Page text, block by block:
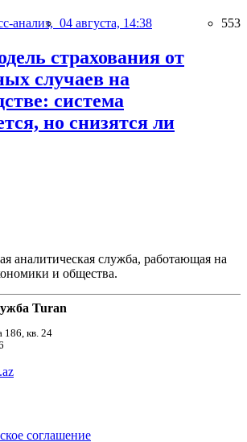
анализ, 04 августа, 14:38 553
страхования от
случаев на
система
но снизятся ли
аналитическая служба, работающая на
и общества.
Turan
186, кв. 24
соглашение